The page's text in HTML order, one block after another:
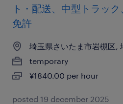
ト・配送、中型トラッ
免許
埼玉県さいたま市岩槻区,
temporary
¥1840.00 per hour
posted 19 december 2025